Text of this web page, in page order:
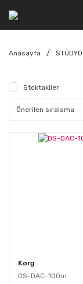
Anasayfa STÜDYO
Stoktakiler
Korg
DS-DAC-100m